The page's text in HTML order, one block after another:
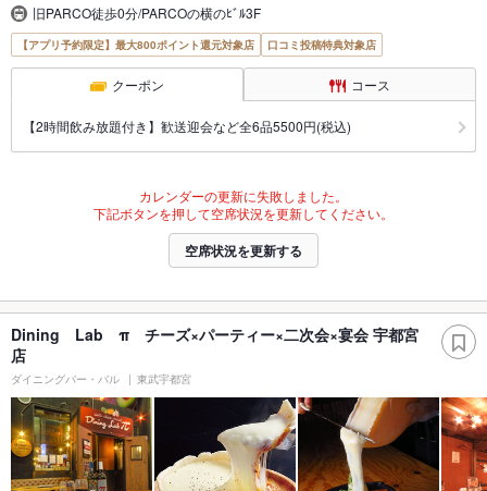
旧PARCO徒歩0分/PARCOの横のﾋﾞﾙ3F
【アプリ予約限定】最大800ポイント還元対象店 口コミ投稿特典対象店
クーポン コース
【2時間飲み放題付き】歓送迎会など全6品5500円(税込)
カレンダーの更新に失敗しました。
下記ボタンを押して空席状況を更新してください。
空席状況を更新する
Dining Lab π チーズ×パーティー×二次会×宴会 宇都宮
店
ダイニングバー・バル 東武宇都宮